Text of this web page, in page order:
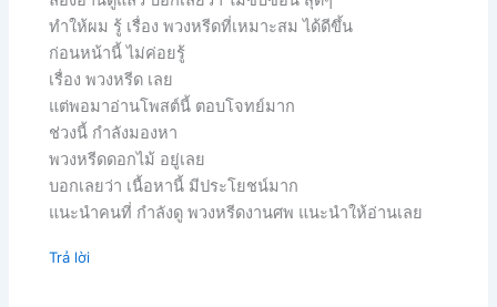
ทำให้ผม รู้ เรื่อง พวงหรีดที่เหมาะสม ได้ดีขึ้น
ก่อนหน้านี้ ไม่ค่อยรู้
เรื่อง พวงหรีด เลย
แต่พอมาอ่านโพสต์นี้ ตอบโจทย์มาก
ช่วงนี้ กำลังมองหา
พวงหรีดดอกไม้ อยู่เลย
บอกเลยว่า เนื้อหานี้ มีประโยชน์มาก
แนะนำคนที่ กำลังดู พวงหรีดงานศพ แนะนำให้อ่านเลย
Trả lời